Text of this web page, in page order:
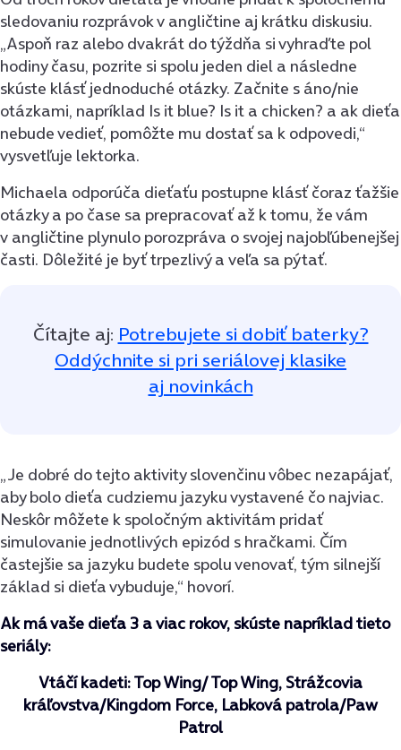
sledovaniu rozprávok v angličtine aj krátku diskusiu.
„Aspoň raz alebo dvakrát do týždňa si vyhraďte pol
hodiny času, pozrite si spolu jeden diel a následne
skúste klásť jednoduché otázky. Začnite s áno/nie
otázkami, napríklad Is it blue? Is it a chicken? a ak dieťa
nebude vedieť, pomôžte mu dostať sa k odpovedi,“
vysvetľuje lektorka.
Michaela odporúča dieťaťu postupne klásť čoraz ťažšie
otázky a po čase sa prepracovať až k tomu, že vám
v angličtine plynulo porozpráva o svojej najobľúbenejšej
časti. Dôležité je byť trpezlivý a veľa sa pýtať.
Čítajte aj: Potrebujete si dobiť baterky?
Oddýchnite si pri seriálovej klasike
aj novinkách
„Je dobré do tejto aktivity slovenčinu vôbec nezapájať,
aby bolo dieťa cudziemu jazyku vystavené čo najviac.
Neskôr môžete k spoločným aktivitám pridať
simulovanie jednotlivých epizód s hračkami. Čím
častejšie sa jazyku budete spolu venovať, tým silnejší
základ si dieťa vybuduje,“ hovorí.
Ak má vaše dieťa 3 a viac rokov, skúste napríklad tieto
seriály:
Vtáčí kadeti: Top Wing/ Top Wing, Strážcovia
kráľovstva/Kingdom Force, Labková patrola/Paw
Patrol